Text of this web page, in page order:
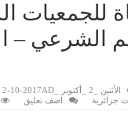
للجمعيات
الشرعي –
الأثنين _2 _أكتوبر _2017AH 2-10-2017AD
جزائرية اضف تعليق